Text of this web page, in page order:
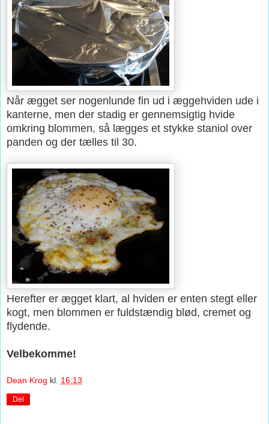
Når ægget ser nogenlunde fin ud i æggehviden ude i
kanterne, men der stadig er gennemsigtig hvide
omkring blommen, så lægges et stykke staniol over
panden og der tælles til 30.
Herefter er ægget klart, al hviden er enten stegt eller
kogt, men blommen er fuldstændig blød, cremet og
flydende.
Velbekomme!
Dean Krog kl. 16:13
Del